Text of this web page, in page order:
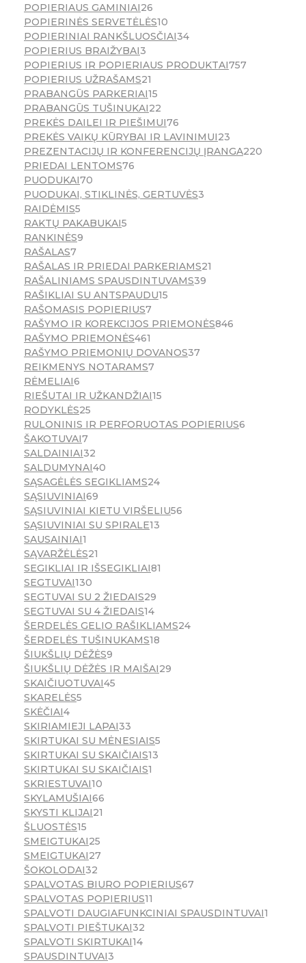
POPIERIAUS GAMINIAI26
POPIERINĖS SERVETĖLĖS10
POPIERINIAI RANKŠLUOSČIAI34
POPIERIUS BRAIŽYBAI3
POPIERIUS IR POPIERIAUS PRODUKTAI757
POPIERIUS UŽRAŠAMS21
PRABANGŪS PARKERIAI15
PRABANGŪS TUŠINUKAI22
PREKĖS DAILEI IR PIEŠIMUI76
PREKĖS VAIKŲ KŪRYBAI IR LAVINIMUI23
PREZENTACIJŲ IR KONFERENCIJŲ ĮRANGA220
PRIEDAI LENTOMS76
PUODUKAI70
PUODUKAI, STIKLINĖS, GERTUVĖS3
RAIDĖMIS5
RAKTŲ PAKABUKAI5
RANKINĖS9
RAŠALAS7
RAŠALAS IR PRIEDAI PARKERIAMS21
RAŠALINIAMS SPAUSDINTUVAMS39
RAŠIKLIAI SU ANTSPAUDU15
RAŠOMASIS POPIERIUS7
RAŠYMO IR KOREKCIJOS PRIEMONĖS846
RAŠYMO PRIEMONĖS461
RAŠYMO PRIEMONIŲ DOVANOS37
REIKMENYS NOTARAMS7
RĖMELIAI6
RIEŠUTAI IR UŽKANDŽIAI15
RODYKLĖS25
RULONINIS IR PERFORUOTAS POPIERIUS6
ŠAKOTUVAI7
SALDAINIAI32
SALDUMYNAI40
SĄSAGĖLĖS SEGIKLIAMS24
SĄSIUVINIAI69
SĄSIUVINIAI KIETU VIRŠELIU56
SĄSIUVINIAI SU SPIRALE13
SAUSAINIAI1
SĄVARŽĖLĖS21
SEGIKLIAI IR IŠSEGIKLIAI81
SEGTUVAI130
SEGTUVAI SU 2 ŽIEDAIS29
SEGTUVAI SU 4 ŽIEDAIS14
ŠERDELĖS GELIO RAŠIKLIAMS24
ŠERDELĖS TUŠINUKAMS18
ŠIUKŠLIŲ DĖŽĖS9
ŠIUKŠLIŲ DĖŽĖS IR MAIŠAI29
SKAIČIUOTUVAI45
SKARELĖS5
SKĖČIAI4
SKIRIAMIEJI LAPAI33
SKIRTUKAI SU MĖNESIAIS5
SKIRTUKAI SU SKAIČIAIS13
SKIRTUKAI SU SKAIČIAIS1
SKRIESTUVAI10
SKYLAMUŠIAI66
SKYSTI KLIJAI21
ŠLUOSTĖS15
SMEIGTUKAI25
SMEIGTUKAI27
ŠOKOLODAI32
SPALVOTAS BIURO POPIERIUS67
SPALVOTAS POPIERIUS11
SPALVOTI DAUGIAFUNKCINIAI SPAUSDINTUVAI1
SPALVOTI PIEŠTUKAI32
SPALVOTI SKIRTUKAI14
SPAUSDINTUVAI3